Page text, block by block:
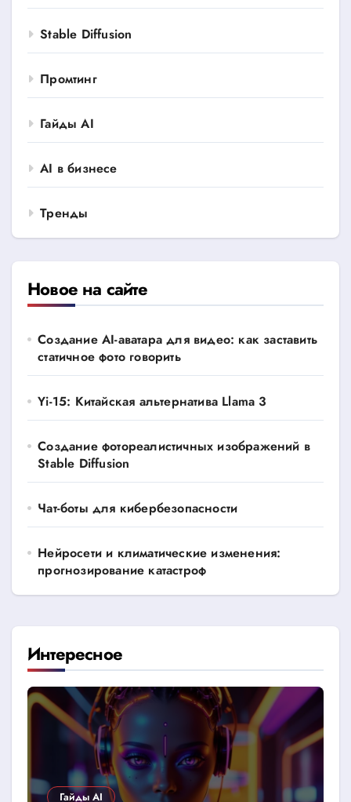
Stable Diffusion
Промтинг
Гайды AI
AI в бизнесе
Тренды
Новое на сайте
Создание AI-аватара для видео: как заставить
статичное фото говорить
Yi-15: Китайская альтернатива Llama 3
Создание фотореалистичных изображений в
Stable Diffusion
Чат-боты для кибербезопасности
Нейросети и климатические изменения:
прогнозирование катастроф
Интересное
Гайды AI